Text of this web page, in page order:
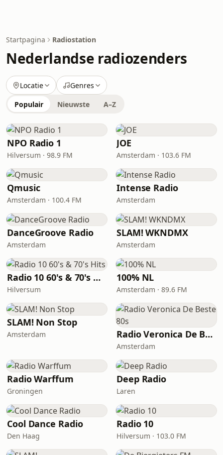
Startpagina Radiostation
Nederlandse radiozenders
Locatie Genres
Populair Nieuwste A–Z
NPO Radio 1
Hilversum · 98.9 FM
JOE
Amsterdam · 103.6 FM
Qmusic
Amsterdam · 100.4 FM
Intense Radio
Amsterdam
DanceGroove Radio
Amsterdam
SLAM! WKNDMX
Amsterdam
Radio 10 60's & 70's Hits
Hilversum
100% NL
Amsterdam · 89.6 FM
SLAM! Non Stop
Amsterdam Radio Veronica De Beste 80s
Amsterdam
Radio Warffum
Groningen
Deep Radio
Laren
Cool Dance Radio
Den Haag
Radio 10
Hilversum · 103.0 FM